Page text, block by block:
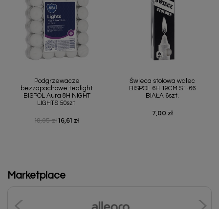
Podgrzewacze
bezzapachowe tealight
BISPOL Aura 8H NIGHT
LIGHTS 50szt.
Cena podstawowa
18,05 zł Cena
16,61 zł
Świeca stołowa walec
BISPOL 6H 19CM S1-66
BIAŁA 6szt.
Cena
7,00 zł
Marketplace